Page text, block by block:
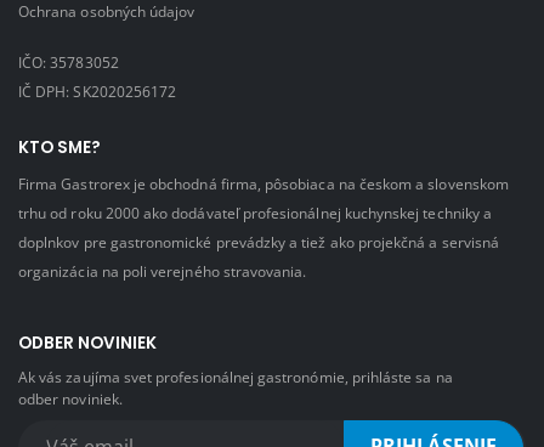
Ochrana osobných údajov
IČO: 35783052
IČ DPH: SK2020256172
KTO SME?
Firma Gastrorex je obchodná firma, pôsobiaca na českom a slovenskom
trhu od roku 2000 ako dodávateľ profesionálnej kuchynskej techniky a
doplnkov pre gastronomické prevádzky a tiež ako projekčná a servisná
organizácia na poli verejného stravovania.
ODBER NOVINIEK
Ak vás zaujíma svet profesionálnej gastronómie, prihláste sa na
odber noviniek.